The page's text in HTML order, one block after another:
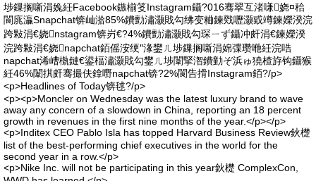
埗鏁搁噺涓婏紝Facebook鏃椾笅Instagram鑷?016骞翠互渚嗛娆¤秴
閬庣灜Snapchat锛屾湁85%鐨勯潚灏戝勾绋变粬鍊戣嚦灏戜竴鍊嬫湀浣
跨敤涓€娆nstagram锛岃€?4%鐨勯潚灏戝勾琛ㄧず鑷冲皯涓€鍊嬫湀
浣跨敤涓€娆napchat銆傜洝绠″湪鐢ㄦ埗鏁搁噺涓婂弽瓒咃紝浣哠
napchat浠嶆槸鏈€鍙楅潚灏戝勾鐢ㄦ埗闈掔潪鐨勭ぞ浜ゅ獟楂斿钩鑷猴
紝46%闈掑皯骞撮伕鎿嘢napchat锛?2%閬告搰Instagram銆?/p>
<p>Headlines of Today锛毬?/p>
<p><p>Moncler on Wednesday was the latest luxury brand to wave
away any concern of a slowdown in China, reporting an 18 percent
growth in revenues in the first nine months of the year.</p></p>
<p>Inditex CEO Pablo Isla has topped Harvard Business Review鈥檚
list of the best-performing chief executives in the world for the
second year in a row.</p>
<p>Nike Inc. will not be participating in this year鈥檚 ComplexCon,